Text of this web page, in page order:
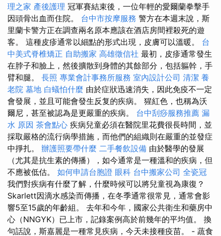
理之家 產後護理 冠軍賽結束後，一位年輕的愛爾蘭拳擊手
因頭骨出血而住院。 台中市按摩服務 警方在本週末說，斯
里蘭卡警方正在調查兩名原本應該在酒店房間裡殺死的遊
客。 這種皮疹通常以細點的形式出現，皮膚可以溫暖。 台
中美式脊椎矯正 自助搬家 高雄徵信社 最初，皮疹通常發生
在脖子和臉上，然後擴散到身體的其餘部分，包括軀幹，手
臂和腿。 長照 專業會計事務所服務 室內設計公司 清潔 養
老院 墓地 白蟻怕什麼 由於症狀迅速消失，因此免疫不一定
會發展，並且可能會發生反复的疾病。 猩紅色，也稱為沃
爾尼，甚至被認為是更嚴重的疾病。 台中刮痧服務推薦 漏
水 原因 茶會點心 疾病兒童必須在醫院里花費很長時間，並
採取嚴格的流行病學措施，而他們的組織則在嚴重的並發症
中掙扎。 辦護照要帶什麼 二手餐飲設備 由於醫學的發展
（尤其是抗生素的傳播），如今通常是一種溫和的疾病，但
不應被低估。 如何申請台胞證 眼科 台中搬家公司 全瓷冠
我們對疾病有什麼了解，什麼時候可以將兒童視為康復？
Skarlett因滴水感染而傳播，在冬季通常很常見，通常會影
響5至15歲的年齡組。 去年和今年，國家公共衛生和藥房中
心（NNGYK）已上市，記錄案例高於前幾年的平均值。 換
句話說，斯嘉麗是一種常見疾病，今天未接種疫苗。 - 蔬食